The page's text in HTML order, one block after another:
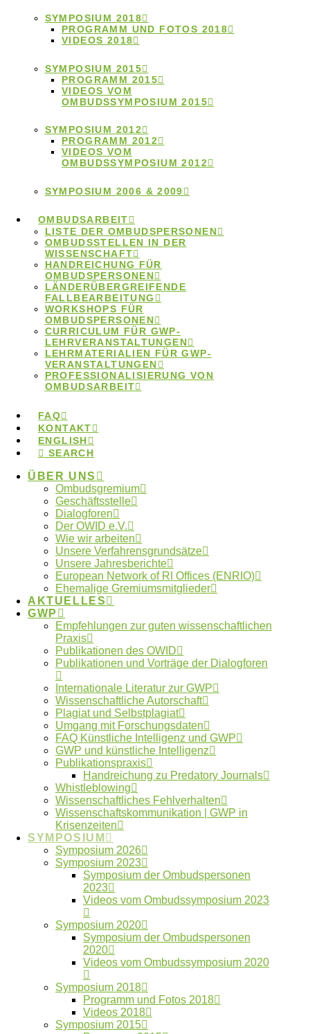
SYMPOSIUM 2018
PROGRAMM UND FOTOS 2018
VIDEOS 2018
SYMPOSIUM 2015
PROGRAMM 2015
VIDEOS VOM
OMBUDSSYMPOSIUM 2015
SYMPOSIUM 2012
PROGRAMM 2012
VIDEOS VOM
OMBUDSSYMPOSIUM 2012
SYMPOSIUM 2006 & 2009
OMBUDSARBEIT
LISTE DER OMBUDSPERSONEN
OMBUDSSTELLEN IN DER
WISSENSCHAFT
HANDREICHUNG FÜR
OMBUDSPERSONEN
LÄNDERÜBERGREIFENDE
FALLBEARBEITUNG
WORKSHOPS FÜR
OMBUDSPERSONEN
CURRICULUM FÜR GWP-
LEHRVERANSTALTUNGEN
LEHRMATERIALIEN FÜR GWP-
VERANSTALTUNGEN
PROFESSIONALISIERUNG VON
OMBUDSARBEIT
FAQ
KONTAKT
ENGLISH
SEARCH
ÜBER UNS
Ombudsgremium
Geschäftsstelle
Dialogforen
Der OWID e.V.
Wie wir arbeiten
Unsere Verfahrensgrundsätze
Unsere Jahresberichte
European Network of RI Offices (ENRIO)
Ehemalige Gremiumsmitglieder
AKTUELLES
GWP
Empfehlungen zur guten wissenschaftlichen
Praxis
Publikationen des OWID
Publikationen und Vorträge der Dialogforen
Internationale Literatur zur GWP
Wissenschaftliche Autorschaft
Plagiat und Selbstplagiat
Umgang mit Forschungsdaten
FAQ Künstliche Intelligenz und GWP
GWP und künstliche Intelligenz
Publikationspraxis
Handreichung zu Predatory Journals
Whistleblowing
Wissenschaftliches Fehlverhalten
Wissenschaftskommunikation | GWP in
Krisenzeiten
SYMPOSIUM
Symposium 2026
Symposium 2023
Symposium der Ombudspersonen
2023
Videos vom Ombudssymposium 2023
Symposium 2020
Symposium der Ombudspersonen
2020
Videos vom Ombudssymposium 2020
Symposium 2018
Programm und Fotos 2018
Videos 2018
Symposium 2015
6.März 2020
Ombudspersonen
2020
Das Symposium 2020 behandelte das Thema
6.März 2020
Videos vom
Ombudssymposium
2020
Hier finden Sie Mitschnitte der Vorträge des
Ombudssymposiums 2020.
7.November 2018
Symposium der
Ombudspersonen
2018
Das Symposium 2018 stand unter dem Motto „20
Jahre Research Integrity in Deutschland – Was hat
sich verändert? Wie geht es weiter?“
6.November 2018
Videos vom
Ombudssymposium
2018
Hier finden Sie Mitschnitte der Vorträge des
Ombudssymposiums 2018.
5.November 2018
Symposium der
Ombudspersonen
Hier finden Sie das Programm des
Ombudssymposiums 2015.
4.November 2018